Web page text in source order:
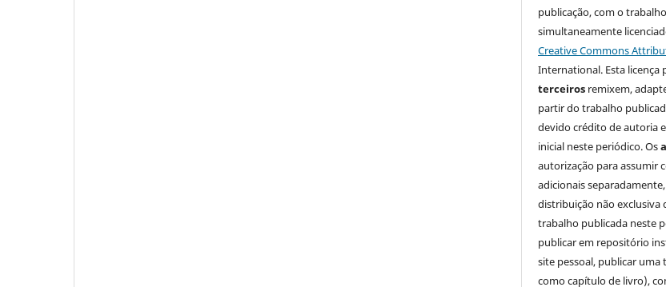
publicação, com o trabalho
simultaneamente
Creative Commons
International. Esta licença
terceiros remixem,
partir do trabalho
devido crédito de autoria
inicial neste periódico. Os
autorização para assumir
adicionais
distribuição não exclusiva
trabalho publicada neste
publicar em repositório
site pessoal, publicar uma
como capítulo de livro),